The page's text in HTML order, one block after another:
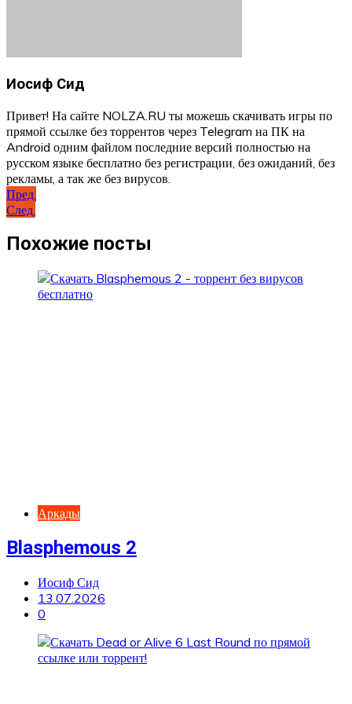
Иосиф Сид
Привет! На сайте NOLZA.RU ты можешь скачивать игры по
прямой ссылке без торрентов через Telegram на ПК на
Android одним файлом последние версий полностью на
русском языке бесплатно без регистрации, без ожиданий, без
рекламы, а так же без вирусов.
Навигация
по
записям
Пред.
След.
Похожие посты
Аркады
Blasphemous 2
Иосиф Сид
13.07.2026
0